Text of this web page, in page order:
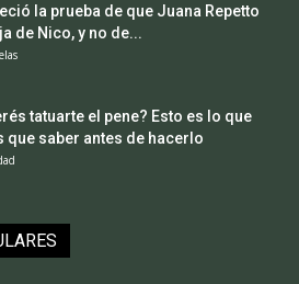
la prueba de que Juana Repetto
de Nico, y no de...
tatuarte el pene? Esto es lo que
que saber antes de hacerlo